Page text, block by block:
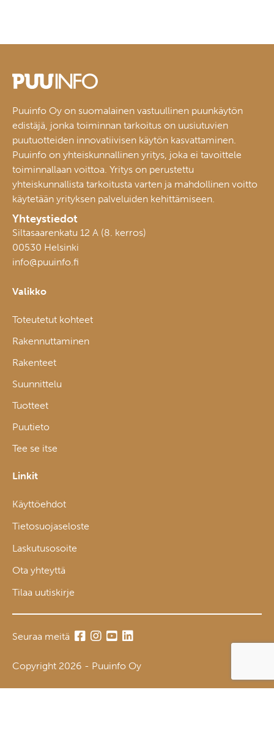
Puuinfo Oy on suomalainen vastuullinen puunkäytön
edistäjä, jonka toiminnan tarkoitus on uusiutuvien
puutuotteiden innovatiivisen käytön kasvattaminen.
Puuinfo on yhteiskunnallinen yritys, joka ei tavoittele
toiminnallaan voittoa. Yritys on perustettu
yhteiskunnallista tarkoitusta varten ja mahdollinen voitto
käytetään yrityksen palveluiden kehittämiseen.
Yhteystiedot
Siltasaarenkatu 12 A (8. kerros)
00530 Helsinki
info@puuinfo.fi
Valikko
Toteutetut kohteet
Rakennuttaminen
Rakenteet
Suunnittelu
Tuotteet
Puutieto
Tee se itse
Linkit
Käyttöehdot
Tietosuojaseloste
Laskutusosoite
Ota yhteyttä
Tilaa uutiskirje
Seuraa meitä
Copyright 2026 - Puuinfo Oy